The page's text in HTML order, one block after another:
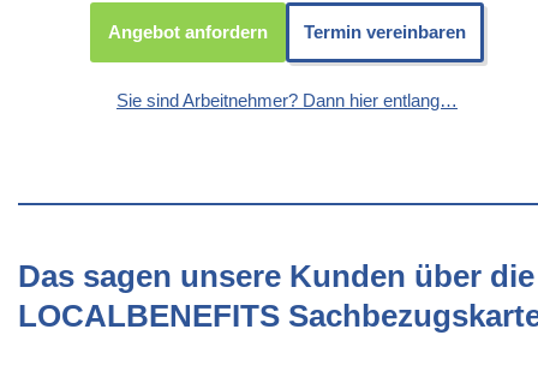
Angebot anfordern Termin vereinbaren
Sie sind Arbeitnehmer? Dann hier entlang…
Das sagen unsere Kunden über die
LOCALBENEFITS